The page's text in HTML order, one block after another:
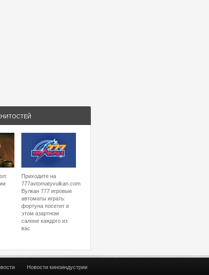
Приходите на
777avtomatyvulkan.com
Вулкан 777 игровые
автоматы играть:
фортуна посетит в
этом азартном
салоне каждого из
вас
Новости киноиндустрии